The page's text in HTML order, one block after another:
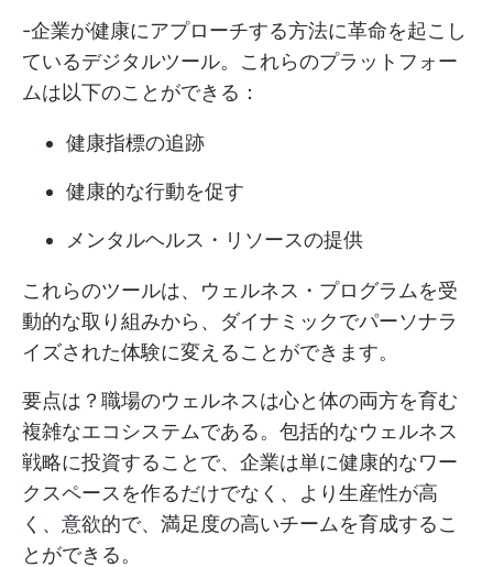
-企業が健康にアプローチする方法に革命を起こし
ているデジタルツール。これらのプラットフォー
ムは以下のことができる：
健康指標の追跡
健康的な行動を促す
メンタルヘルス・リソースの提供
これらのツールは、ウェルネス・プログラムを受
動的な取り組みから、ダイナミックでパーソナラ
イズされた体験に変えることができます。
要点は？職場のウェルネスは心と体の両方を育む
複雑なエコシステムである。包括的なウェルネス
戦略に投資することで、企業は単に健康的なワー
クスペースを作るだけでなく、より生産性が高
く、意欲的で、満足度の高いチームを育成するこ
とができる。